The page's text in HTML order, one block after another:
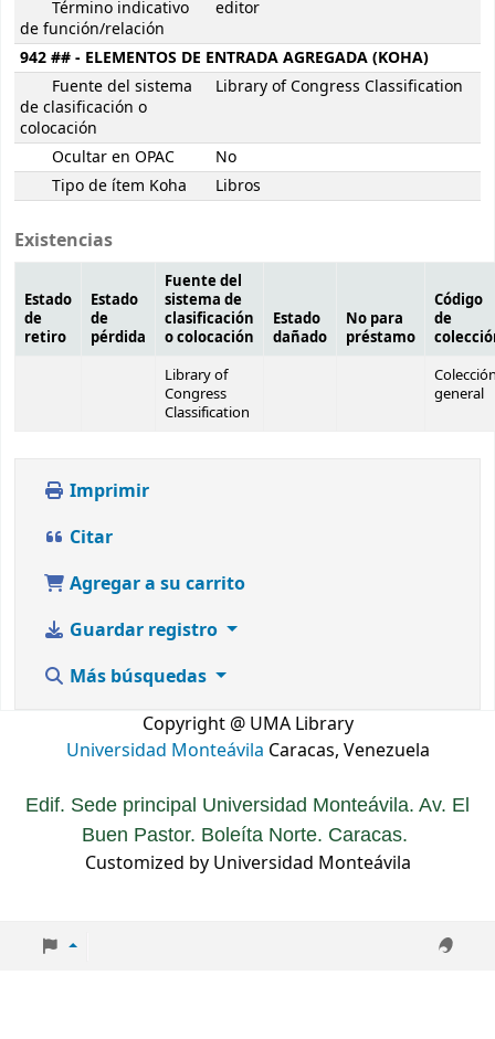
Término indicativo
de función/relación
editor
942 ## - ELEMENTOS DE ENTRADA AGREGADA (KOHA)
Fuente del sistema
de clasificación o
colocación
Library of Congress Classification
Ocultar en OPAC
No
Tipo de ítem Koha
Libros
Existencias
Estado
de
retiro
Estado
de
pérdida
Fuente del
sistema de
clasificación
o colocación
Estado
dañado
No para
préstamo
Código
de
Library of
Congress
Classification
general
Imprimir
Citar
Agregar a su carrito
Guardar registro
Más búsquedas
Copyright @ UMA Library
Universidad Monteávila Caracas, Venezuela
Edif. Sede principal Universidad Monteávila. Av. El
Buen Pastor. Boleíta Norte. Caracas.
Customized by Universidad Monteávila